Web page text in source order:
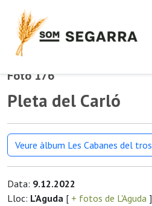
Foto 176
Pleta del Carló
Veure àlbum Les Cabanes del tros
Data: 9.12.2022
Lloc: L'Aguda [ + fotos de L'Aguda ]